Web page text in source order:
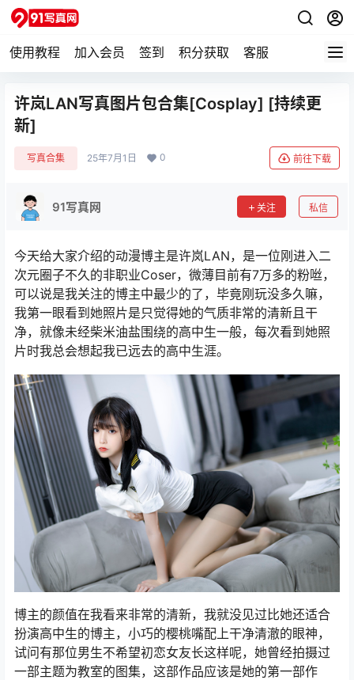
使用教程 加入会员 签到 积分获取 客服
许岚LAN写真图片包合集[Cosplay] [持续更
新]
写真合集 25年7月1日 0 前往下载
91写真网 关注 私信
今天给大家介绍的动漫博主是许岚LAN，是一位刚进入二
次元圈子不久的非职业Coser，微薄目前有7万多的粉咝，
可以说是我关注的博主中最少的了，毕竟刚玩没多久嘛，
我第一眼看到她照片是只觉得她的气质非常的清新且干
净，就像未经柴米油盐围绕的高中生一般，每次看到她照
片时我总会想起我已远去的高中生涯。
博主的颜值在我看来非常的清新，我就没见过比她还适合
扮演高中生的博主，小巧的樱桃嘴配上干净清澈的眼神，
试问有那位男生不希望初恋女友长这样呢，她曾经拍摄过
一部主题为教室的图集，这部作品应该是她的第一部作